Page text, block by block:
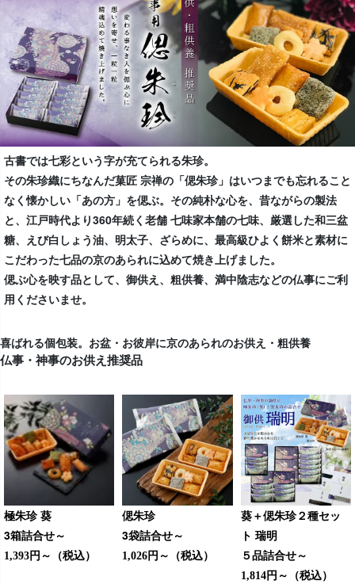
古書では七彩という字が充てられる朱珍。
その朱珍織にちなんだ菓匠 宗禅の「偲朱珍」はいつまでも忘れること
なく懐かしい「あの方」を偲ぶ。その純朴な心を、昔ながらの製法
と、江戸時代より360年続く老舗 七味家本舗の七味、厳選した和三盆
糖、えび白しょう油、明太子、ざらめに、最高級ひよく餅米と素材に
こだわった七品の京のあられに込めて焼き上げました。
偲ぶ心を映す品として、御供え、粗供養、満中陰志などの仏事にご利
用くださいませ。
喜ばれる個包装。お盆・お彼岸に京のあられのお供え・粗供養
仏事・神事のお供え推奨品
極朱珍 葵
3箱詰合せ～
1,393円～ （税込）
偲朱珍
3袋詰合せ～
1,026円～ （税込）
葵＋偲朱珍２種セッ
ト 瑞明
５品詰合せ～
1,814円～ （税込）